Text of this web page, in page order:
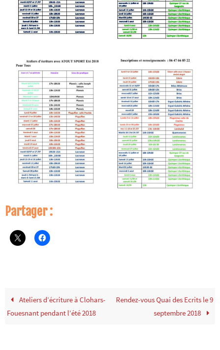
Partager :
Ateliers d’écriture à Clohars-
Fouesnant pendant l’été 2018
Rendez-vous Quai des Ecrits le 9
septembre 2018